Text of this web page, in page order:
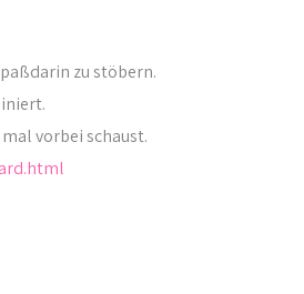
zu stöbern.
vorbei schaust.